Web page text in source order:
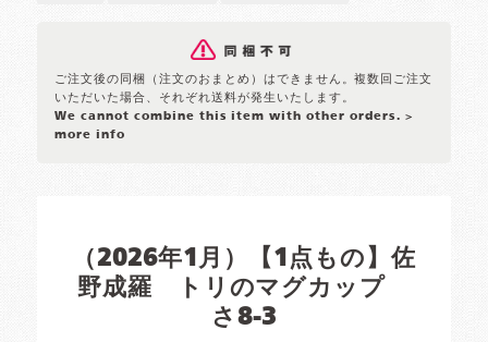
ご注文後の同梱（注文のおまとめ）はできません。複数回ご注文
いただいた場合、それぞれ送料が発生いたします。
We cannot combine this item with other orders. >
more info
（2026年1月）【1点もの】佐
野成羅 トリのマグカップ
さ8-3